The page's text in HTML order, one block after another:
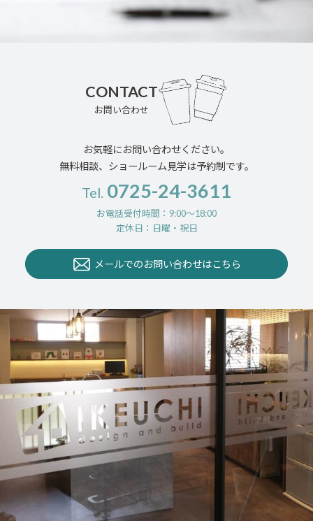
CONTACT
お問い合わせ
お気軽にお問い合わせください。
無料相談、ショールーム見学は予約制です。
Tel. 0725-24-3611
お電話受付時間：9:00〜18:00
定休日：日曜・祝日
メールでのお問い合わせはこちら